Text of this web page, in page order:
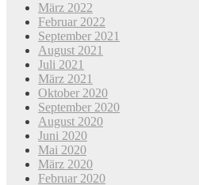
März 2022
Februar 2022
September 2021
August 2021
Juli 2021
März 2021
Oktober 2020
September 2020
August 2020
Juni 2020
Mai 2020
März 2020
Februar 2020